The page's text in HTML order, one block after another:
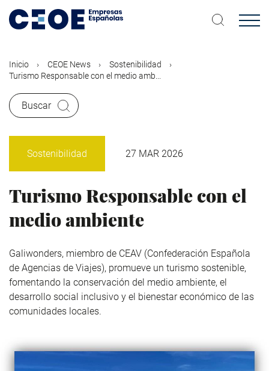
contenido
Inicio CEOE News
Sostenibilidad
Turismo Responsable con el medio amb...
Buscar
Sostenibilidad 27 MAR 2026
Turismo Responsable con el
medio ambiente
Galiwonders, miembro de CEAV (Confederación Española
de Agencias de Viajes), promueve un turismo sostenible,
fomentando la conservación del medio ambiente, el
desarrollo social inclusivo y el bienestar económico de las
comunidades locales.